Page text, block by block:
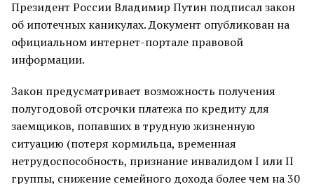
Президент России Владимир Путин подписал закон
об ипотечных каникулах. Документ опубликован на
официальном интернет-портале правовой
информации.
Закон предусматривает возможность получения
полугодовой отсрочки платежа по кредиту для
заемщиков, попавших в трудную жизненную
ситуацию (потеря кормильца, временная
нетрудоспособность, признание инвалидом I или II
группы, снижение семейного дохода более чем на 30